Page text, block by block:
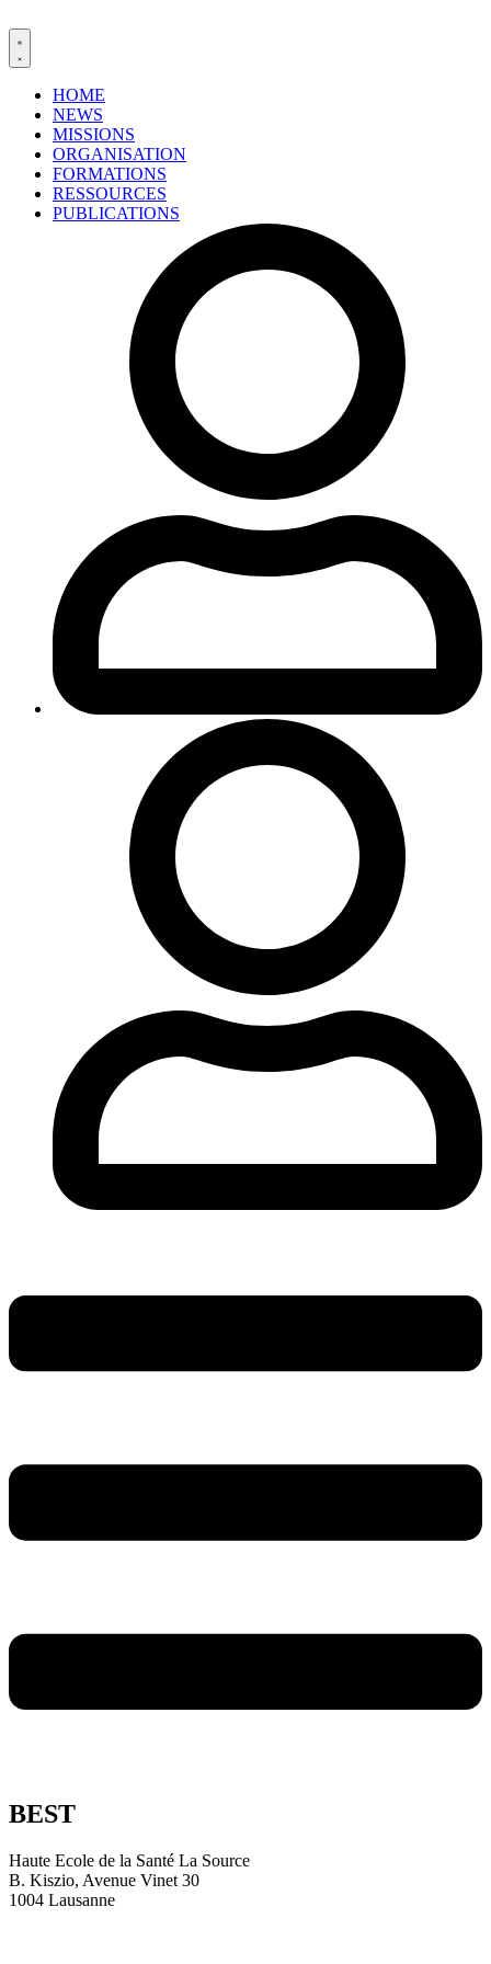
HOME
NEWS
MISSIONS
ORGANISATION
FORMATIONS
RESSOURCES
PUBLICATIONS
BEST
Haute Ecole de la Santé La Source
B. Kiszio, Avenue Vinet 30
1004 Lausanne